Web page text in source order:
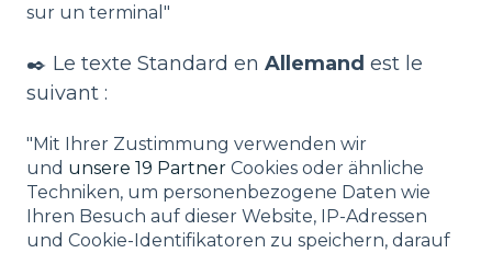
sur un terminal"
✒️ Le texte Standard en Allemand est le
suivant :
"Mit Ihrer Zustimmung verwenden wir
und unsere 19 Partner Cookies oder ähnliche
Techniken, um personenbezogene Daten wie
Ihren Besuch auf dieser Website, IP-Adressen
und Cookie-Identifikatoren zu speichern, darauf